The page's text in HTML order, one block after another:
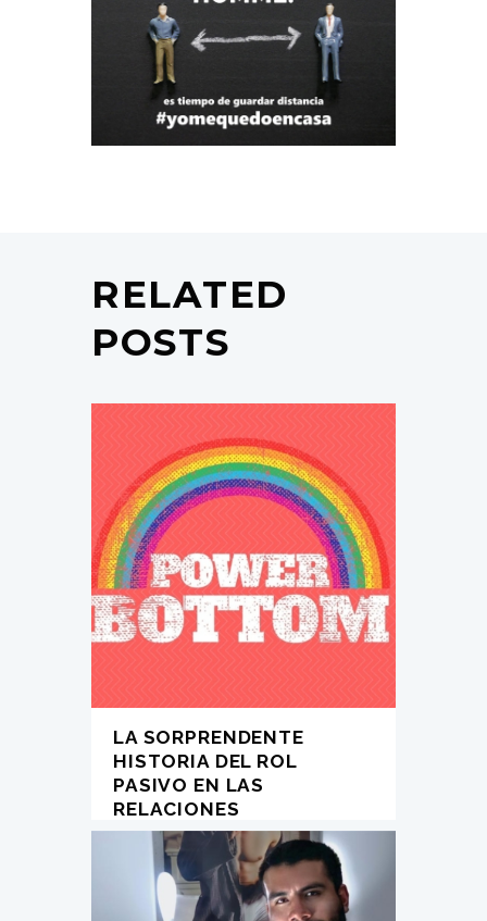
RELATED
POSTS
LA SORPRENDENTE
HISTORIA DEL ROL
PASIVO EN LAS
RELACIONES
HOMOSEXUALES
bottom, gay news,pasivo,
power bottom,the spa
homme